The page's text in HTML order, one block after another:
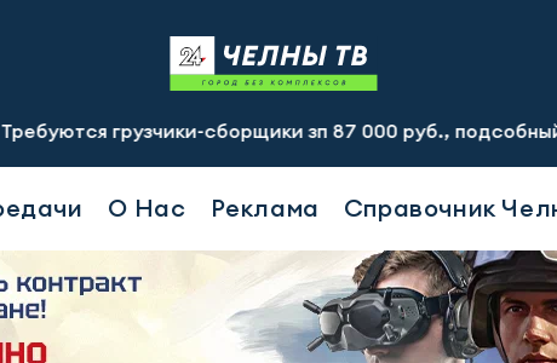
сборщики зп 87 000 руб., подсобный рабочий зп
О Нас Реклама Справочник